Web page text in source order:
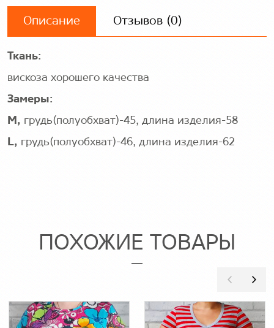
Описание Отзывов (0)
Ткань:
вискоза хорошего качества
Замеры:
М, грудь(полуобхват)-45, длина изделия-58
L, грудь(полуобхват)-46, длина изделия-62
ПОХОЖИЕ ТОВАРЫ